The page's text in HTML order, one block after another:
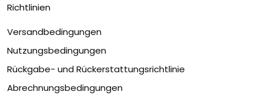
Richtlinien
Versandbedingungen
Nutzungsbedingungen
Rückgabe- und Rückerstattungsrichtlinie
Abrechnungsbedingungen